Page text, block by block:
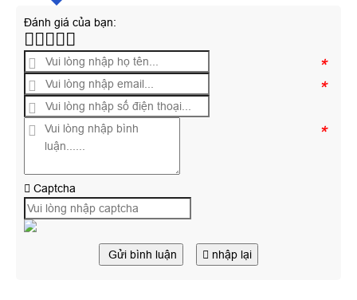
Đánh giá của bạn:
*
*
*
Captcha
Gửi bình luận nhập lại